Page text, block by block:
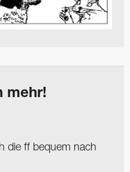
mehr!
die ff bequem nach